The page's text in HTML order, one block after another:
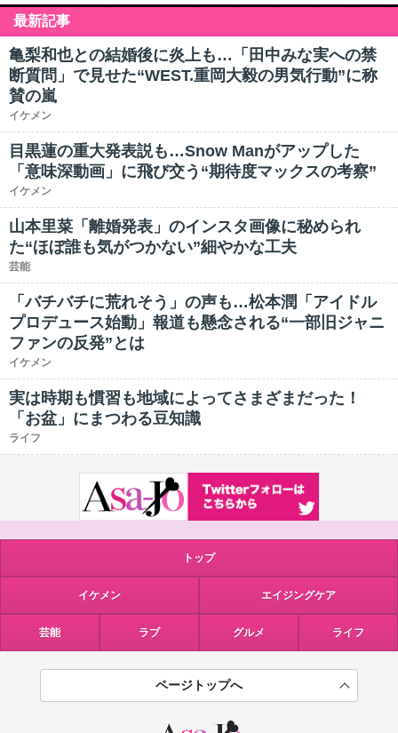
最新記事
亀梨和也との結婚後に炎上も…「田中みな実への禁
断質問」で見せた“WEST.重岡大毅の男気行動”に称
賛の嵐
イケメン
目黒蓮の重大発表説も…Snow Manがアップした
「意味深動画」に飛び交う“期待度マックスの考察”
イケメン
山本里菜「離婚発表」のインスタ画像に秘められ
た“ほぼ誰も気がつかない”細やかな工夫
芸能
「バチバチに荒れそう」の声も…松本潤「アイドル
プロデュース始動」報道も懸念される“一部旧ジャニ
ファンの反発”とは
イケメン
実は時期も慣習も地域によってさまざまだった！
「お盆」にまつわる豆知識
ライフ
トップ
イケメン エイジングケア
芸能 ラブ グルメ ライフ
ページトップへ